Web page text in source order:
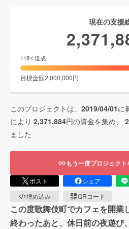
現在の支援
118%達成
目標金額2,000,000円
このプロジェクトは、 2019/04/01に
により 2,371,884円の資金を集め、
ました
もう一度プロジェク
ポスト シェア
埋め込み
QRコード
この度歌舞伎町でカフェを開業
終わったあと、休日前の夜遊び